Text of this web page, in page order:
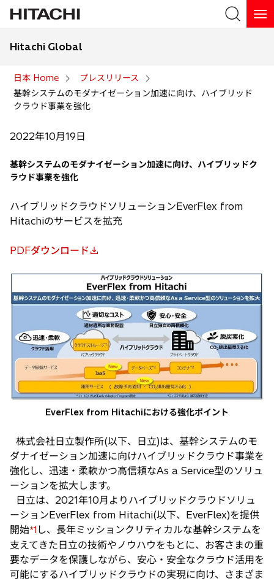
検索
Hitachi Global
日本 Home
プレスリリース
基幹システムのモダナイゼーション加速に向け、ハイブリッド
クラウド事業を強化
2022年10月19日
基幹システムのモダナイゼーション加速に向け、ハイブリッドク
ラウド事業を強化
ハイブリッドクラウドソリューションEverFlex from
Hitachiのサービスを拡充
PDFダウンロード
新
し
タ
開
く
EverFlex from Hitachiにおける強化ポイント
株式会社日立製作所(以下、日立)は、基幹システムのモ
ダナイゼーション加速に向けハイブリッドクラウド事業を
強化し、迅速・柔軟かつ高信頼なAs a Service型のソリュ
ーションを拡大します。
日立は、2021年10月よりハイブリッドクラウドソリュ
ーションEverFlex from Hitachi(以下、EverFlex)を提供
開始*1 し、長年ミッションクリティカルな基幹システムを
支えてきた日立の技術やノウハウをもとに、お客さまの重
要なデータを保護しながら、安心・安全なクラウド活用を
可能にするハイブリッドクラウドの実現に向け、さまざま